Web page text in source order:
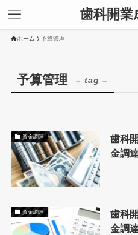
歯科開業
ホーム 予算管理
予算管理 – tag –
資金調達
歯科
金調
資金調達
歯科
金調